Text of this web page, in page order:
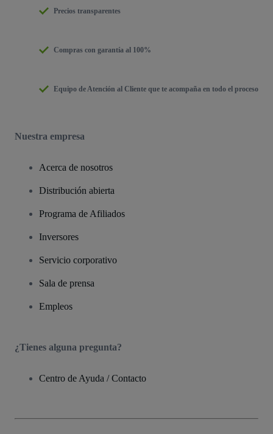
Precios transparentes
Compras con garantía al 100%
Equipo de Atención al Cliente que te acompaña en todo el proceso
Nuestra empresa
Acerca de nosotros
Distribución abierta
Programa de Afiliados
Inversores
Servicio corporativo
Sala de prensa
Empleos
¿Tienes alguna pregunta?
Centro de Ayuda / Contacto